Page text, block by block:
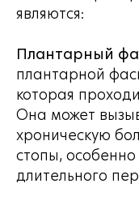
являются:
Плантарный
плантарной
которая
Она может
хроническую
стопы,
длительного